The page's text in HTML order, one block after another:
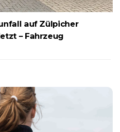
auf Zülpicher
– Fahrzeug